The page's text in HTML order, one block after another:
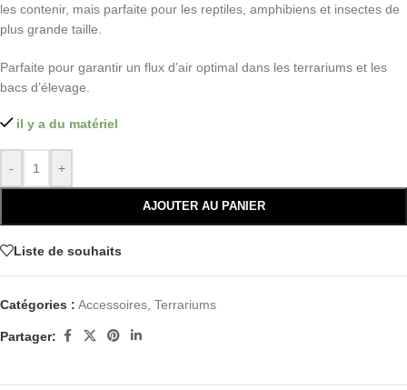
les contenir, mais parfaite pour les reptiles, amphibiens et insectes de
plus grande taille.
Parfaite pour garantir un flux d’air optimal dans les terrariums et les
bacs d’élevage.
il y a du matériel
- +
AJOUTER AU PANIER
Liste de souhaits
Catégories : Accessoires, Terrariums
Partager: